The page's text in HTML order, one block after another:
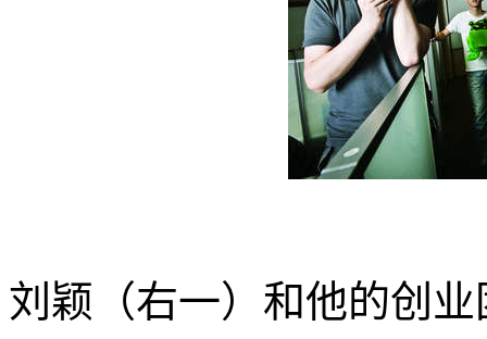
刘颖（右一）和他的创业